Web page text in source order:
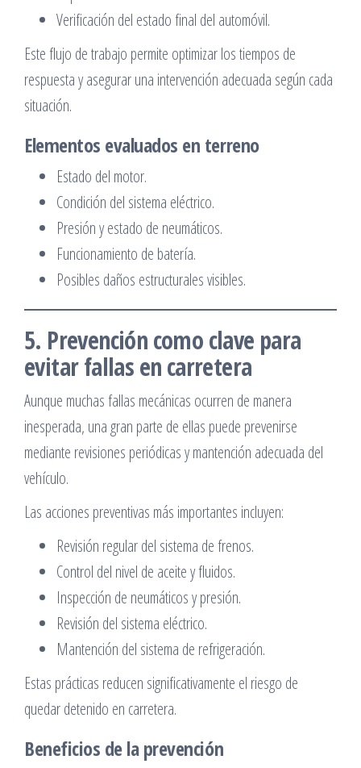
Verificación del estado final del automóvil.
Este flujo de trabajo permite optimizar los tiempos de
respuesta y asegurar una intervención adecuada según cada
situación.
Elementos evaluados en terreno
Estado del motor.
Condición del sistema eléctrico.
Presión y estado de neumáticos.
Funcionamiento de batería.
Posibles daños estructurales visibles.
5. Prevención como clave para
evitar fallas en carretera
Aunque muchas fallas mecánicas ocurren de manera
inesperada, una gran parte de ellas puede prevenirse
mediante revisiones periódicas y mantención adecuada del
vehículo.
Las acciones preventivas más importantes incluyen:
Revisión regular del sistema de frenos.
Control del nivel de aceite y fluidos.
Inspección de neumáticos y presión.
Revisión del sistema eléctrico.
Mantención del sistema de refrigeración.
Estas prácticas reducen significativamente el riesgo de
quedar detenido en carretera.
Beneficios de la prevención